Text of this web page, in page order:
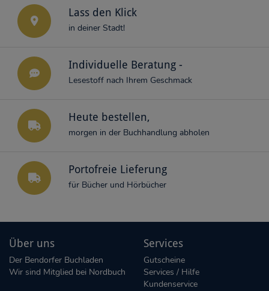
Lass den Klick
in deiner Stadt!
Individuelle Beratung -
Lesestoff nach Ihrem Geschmack
Heute bestellen,
morgen in der Buchhandlung abholen
Portofreie Lieferung
für Bücher und Hörbücher
Über uns
Der Bendorfer Buchladen
Wir sind Mitglied bei Nordbuch
Services
Gutscheine
Services / Hilfe
Kundenservice